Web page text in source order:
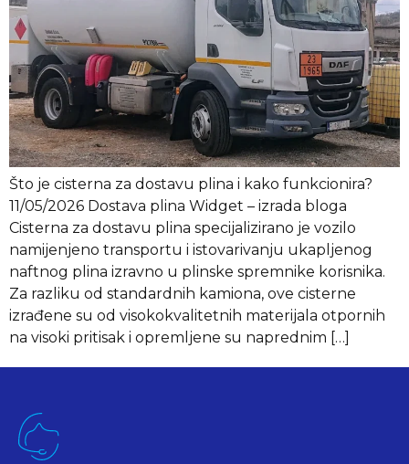
Što je cisterna za dostavu plina i kako funkcionira?
11/05/2026 Dostava plina Widget – izrada bloga
Cisterna za dostavu plina specijalizirano je vozilo
namijenjeno transportu i istovarivanju ukapljenog
naftnog plina izravno u plinske spremnike korisnika.
Za razliku od standardnih kamiona, ove cisterne
izrađene su od visokokvalitetnih materijala otpornih
na visoki pritisak i opremljene su naprednim […]